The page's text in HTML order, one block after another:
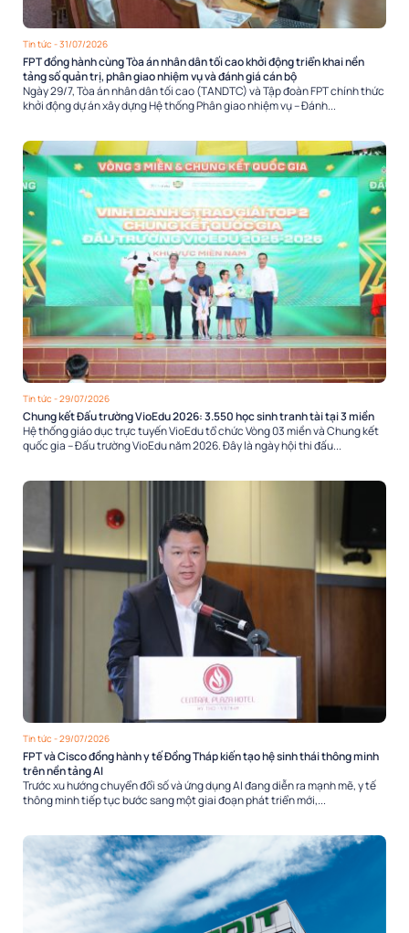
Tin tức - 31/07/2026
FPT đồng hành cùng Tòa án nhân dân tối cao khởi động triển khai nền
tảng số quản trị, phân giao nhiệm vụ và đánh giá cán bộ
Ngày 29/7, Tòa án nhân dân tối cao (TANDTC) và Tập đoàn FPT chính thức
khởi động dự án xây dựng Hệ thống Phân giao nhiệm vụ – Đánh...
Tin tức - 29/07/2026
Chung kết Đấu trường VioEdu 2026: 3.550 học sinh tranh tài tại 3 miền
Hệ thống giáo dục trực tuyến VioEdu tổ chức Vòng 03 miền và Chung kết
quốc gia – Đấu trường VioEdu năm 2026. Đây là ngày hội thi đấu...
Tin tức - 29/07/2026
FPT và Cisco đồng hành y tế Đồng Tháp kiến tạo hệ sinh thái thông minh
trên nền tảng AI
Trước xu hướng chuyển đổi số và ứng dụng AI đang diễn ra mạnh mẽ, y tế
thông minh tiếp tục bước sang một giai đoạn phát triển mới,...